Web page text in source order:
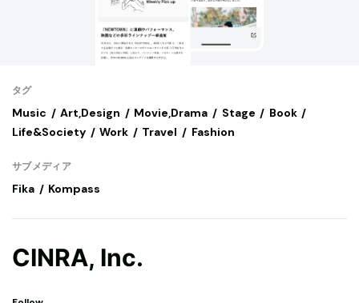
タグ
Music Art,Design Movie,Drama Stage
Book
Life&Society
Work Travel Fashion
サブメディア
Fika Kompass
CINRA, Inc.